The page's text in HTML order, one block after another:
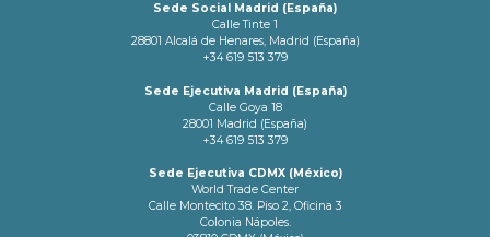
Sede Social Madrid (España)
Calle Tinte 1
28801 Alcalá de Henares, Madrid (España)
+34 619 513 379
Sede Ejecutiva Madrid (España)
Calle Goya 18
28001 Madrid (España)
+34 619 513 379
Sede Ejecutiva CDMX (México)
World Trade Center
Calle Montecito 38. Piso 2, Oficina 3
Colonia Nápoles.